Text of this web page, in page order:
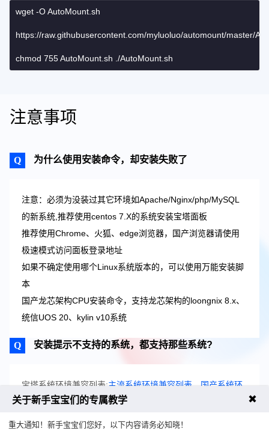
wget -O AutoMount.sh
https://raw.githubusercontent.com/myluoluo/automount/master/
chmod 755 AutoMount.sh ./AutoMount.sh
注意事项
为什么使用安装命令，却安装失败了
注意：必须为没装过其它环境如Apache/Nginx/php/MySQL
的新系统,推荐使用centos 7.X的系统安装宝塔面板
推荐使用Chrome、火狐、edge浏览器，国产浏览器请使用
极速模式访问面板登录地址
如果不确定使用哪个Linux系统版本的，可以使用万能安装脚
本
国产龙芯架构CPU安装命令，支持龙芯架构的loongnix 8.x、
统信UOS 20、kylin v10系统
安装提示不支持的系统，都支持那些系统?
宝塔系统环境兼容列表:主流系统环境兼容列表
国产系统环
境兼容列表
关于新手宝宝们的专属教学 ✖
重大通知！新手宝宝们您好，以下内容请务必知晓！